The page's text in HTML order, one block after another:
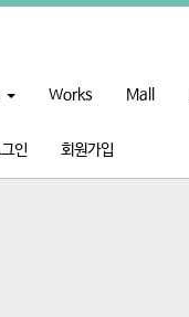
Works Mall
인 회원가입